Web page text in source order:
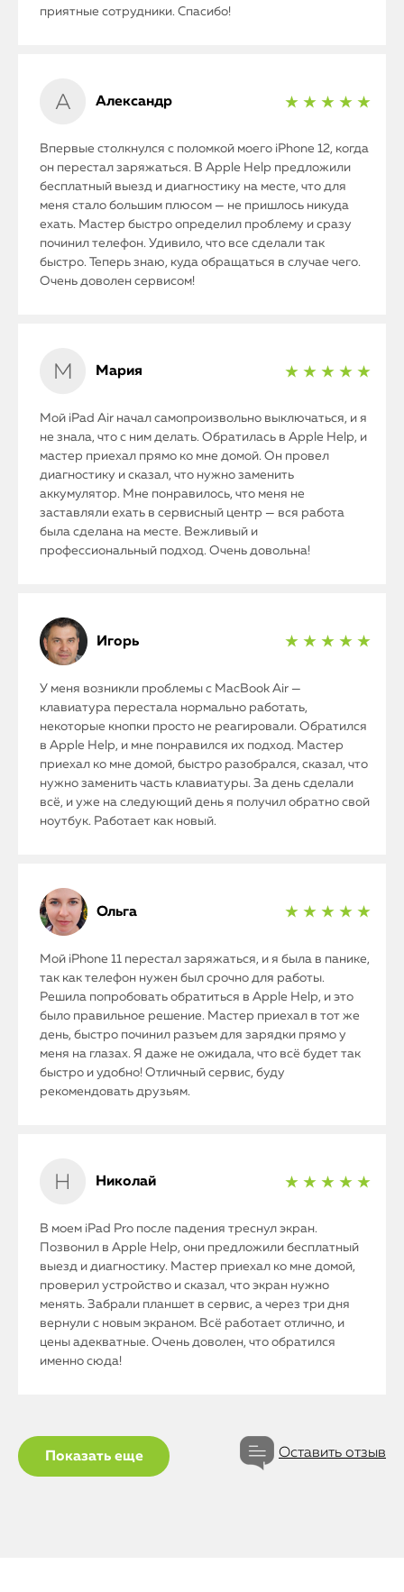
MacBook
приятные сотрудники. Спасибо!
Александр ★ ★ ★ ★ ★
Впервые столкнулся с поломкой моего iPhone 12, когда
он перестал заряжаться. В Apple Help предложили
бесплатный выезд и диагностику на месте, что для
меня стало большим плюсом — не пришлось никуда
ехать. Мастер быстро определил проблему и сразу
починил телефон. Удивило, что все сделали так
быстро. Теперь знаю, куда обращаться в случае чего.
Очень доволен сервисом!
Мария ★ ★ ★ ★ ★
Мой iPad Air начал самопроизвольно выключаться, и я
не знала, что с ним делать. Обратилась в Apple Help, и
мастер приехал прямо ко мне домой. Он провел
диагностику и сказал, что нужно заменить
аккумулятор. Мне понравилось, что меня не
заставляли ехать в сервисный центр — вся работа
была сделана на месте. Вежливый и
профессиональный подход. Очень довольна!
Игорь ★ ★ ★ ★ ★
У меня возникли проблемы с MacBook Air —
клавиатура перестала нормально работать,
некоторые кнопки просто не реагировали. Обратился
в Apple Help, и мне понравился их подход. Мастер
приехал ко мне домой, быстро разобрался, сказал, что
нужно заменить часть клавиатуры. За день сделали
всё, и уже на следующий день я получил обратно свой
ноутбук. Работает как новый.
Ольга ★ ★ ★ ★ ★
Мой iPhone 11 перестал заряжаться, и я была в панике,
так как телефон нужен был срочно для работы.
Решила попробовать обратиться в Apple Help, и это
было правильное решение. Мастер приехал в тот же
день, быстро починил разъем для зарядки прямо у
меня на глазах. Я даже не ожидала, что всё будет так
быстро и удобно! Отличный сервис, буду
рекомендовать друзьям.
Николай ★ ★ ★ ★ ★
В моем iPad Pro после падения треснул экран.
Позвонил в Apple Help, они предложили бесплатный
выезд и диагностику. Мастер приехал ко мне домой,
проверил устройство и сказал, что экран нужно
менять. Забрали планшет в сервис, а через три дня
вернули с новым экраном. Всё работает отлично, и
цены адекватные. Очень доволен, что обратился
именно сюда!
Показать еще Оставить отзыв